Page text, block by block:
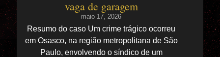
vaga de garagem
maio 17, 2026
Resumo do caso Um crime trágico ocorreu
em Osasco, na região metropolitana de São
Paulo, envolvendo o síndico de um